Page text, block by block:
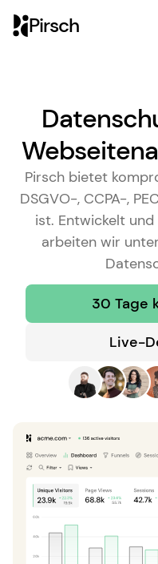
Pirsch
Pirsch bietet
DSGVO-, CCPA-,
ist. Entwickelt
arbeiten wir
30 Tage
Live-